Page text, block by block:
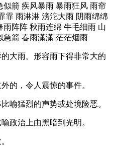
箭 疾风暴雨 暴雨狂风 雨帘
霏 雨淋淋 滂沱大雨 阴雨绵绵
阵阵 秋雨连绵 牛毛细雨 山
急箭 春雨潇潇 茫茫烟雨
大雨。形容雨下得非常大的
的，令人震惊的事件。
喻猛烈的声势或处境险恶。
政治上由黑暗到光明。